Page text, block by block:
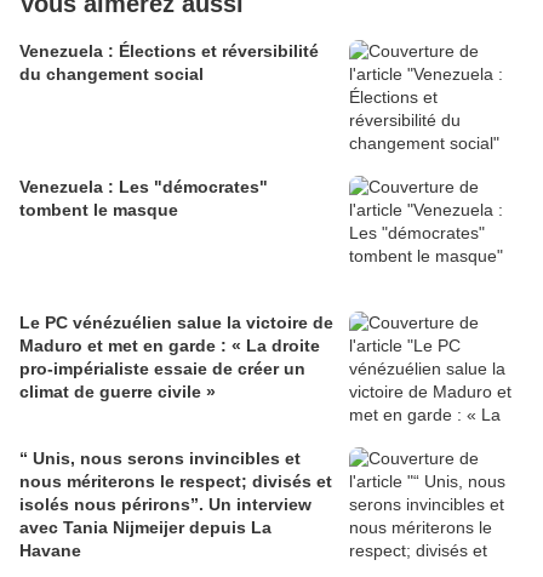
Venezuela : Élections et réversibilité
du changement social
Venezuela : Les "démocrates"
tombent le masque
Le PC vénézuélien salue la victoire de
Maduro et met en garde : « La droite
pro-impérialiste essaie de créer un
climat de guerre civile »
“ Unis, nous serons invincibles et
nous mériterons le respect; divisés et
isolés nous périrons”. Un interview
avec Tania Nijmeijer depuis La
Havane